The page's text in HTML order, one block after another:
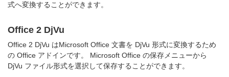
式へ変換することができます。
Office 2 DjVu
Office 2 DjVu はMicrosoft Office 文書を DjVu 形式に変換するため
の Office アドインです。 Microsoft Office の保存メニューから
DjVu ファイル形式を選択して保存することができます。